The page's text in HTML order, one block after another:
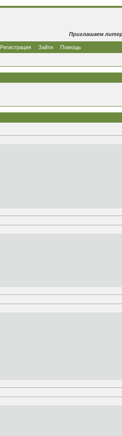
Приглашаем
Регистрация Зайти Помощь